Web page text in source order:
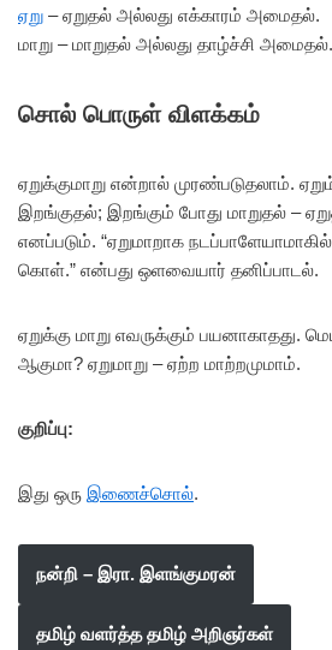
ஏறு – ஏறுதல் அல்லது எக்காரம் அமைதல்.
மாறு – மாறுதல் அல்லது தாழ்ச்சி அமைதல்.
சொல் பொருள் விளக்கம்
ஏறுக்குமாறு என்றால் முரண்படுதலாம்.
இறங்குதல்; இறங்கும் போது மாறுதல் –
எனப்படும். “ஏறுமாறாக
கொள்.” என்பது ஒளவையார் தனிப்பாடல்.
ஏறுக்கு மாறு எவருக்கும் பயனாகாதது.
ஆகுமா? ஏறுமாறு – ஏற்ற மாற்றமுமாம்.
குறிப்பு:
இது ஒரு இணைச்சொல்.
நன்றி – இரா. இளங்குமரன்
தமிழ் வளர்த்த தமிழ் அறிஞர்கள்